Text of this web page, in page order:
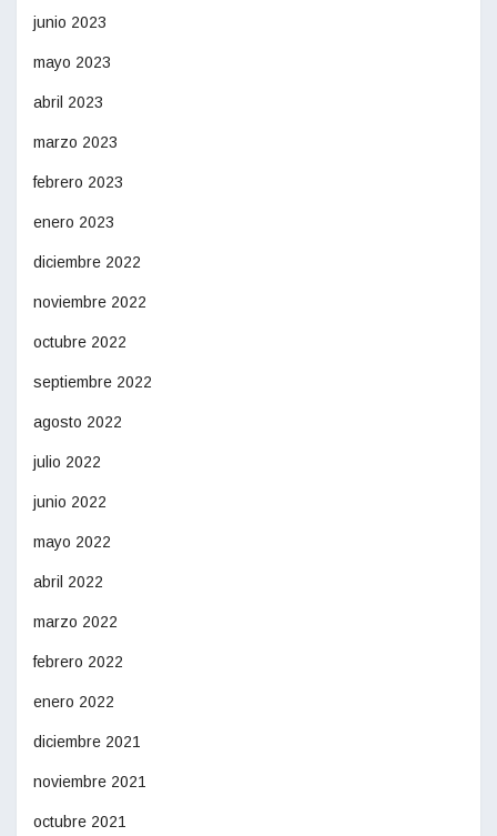
junio 2023
mayo 2023
abril 2023
marzo 2023
febrero 2023
enero 2023
diciembre 2022
noviembre 2022
octubre 2022
septiembre 2022
agosto 2022
julio 2022
junio 2022
mayo 2022
abril 2022
marzo 2022
febrero 2022
enero 2022
diciembre 2021
noviembre 2021
octubre 2021